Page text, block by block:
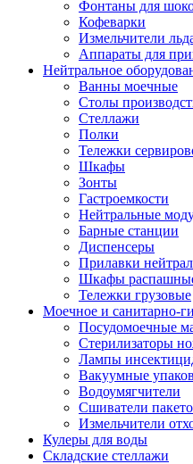
Фонтаны для
Кофеварки
Измельчители
Аппараты для
Нейтральное
Ванны моечные
Столы
Стеллажи
Полки
Тележки
Шкафы
Зонты
Гастроемкости
Нейтральные
Барные станции
Диспенсеры
Прилавки
Шкафы
Тележки грузовые
Моечное и санитарно-
Посудомоечные
Стерилизаторы
Лампы
Вакуумные
Водоумягчители
Сшиватели
Измельчители
Кулеры для воды
Складские стеллажи